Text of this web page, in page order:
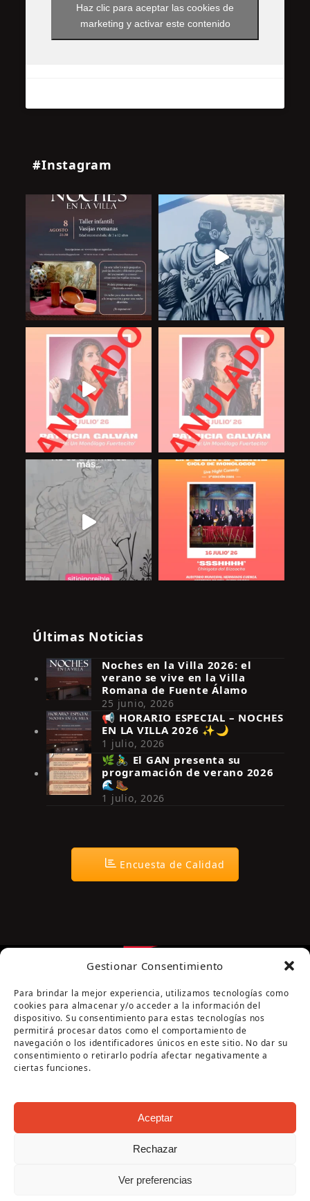
Gestionar Consentimiento
Para brindar la mejor experiencia, utilizamos tecnologías como
cookies para almacenar y/o acceder a la información del
dispositivo. Su consentimiento para estas tecnologías nos
permitirá procesar datos como el comportamiento de
navegación o los identificadores únicos en este sitio. No dar su
consentimiento o retirarlo podría afectar negativamente a
ciertas funciones.
Aceptar
Rechazar
Ver preferencias
Haz clic para aceptar las cookies de
marketing y activar este contenido
#Instagram
Síguenos en Instagram
Últimas Noticias
Noches en la Villa 2026: el
verano se vive en la Villa
Romana de Fuente Álamo
25 junio, 2026
📢 HORARIO ESPECIAL – NOCHES
EN LA VILLA 2026 ✨🌙
1 julio, 2026
🌿🚴‍♂️ El GAN presenta su
programación de verano 2026
🌊🥾
1 julio, 2026
Encuesta de Calidad
Página cofinanciada por la Diputación de Córdoba
Copyright Oficina de Turismo - Ayuntamiento de